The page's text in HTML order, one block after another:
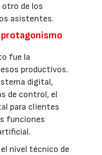
de los
asistentes.
fue la
productivos.
digital,
de control, el
para clientes
funciones
nivel técnico de